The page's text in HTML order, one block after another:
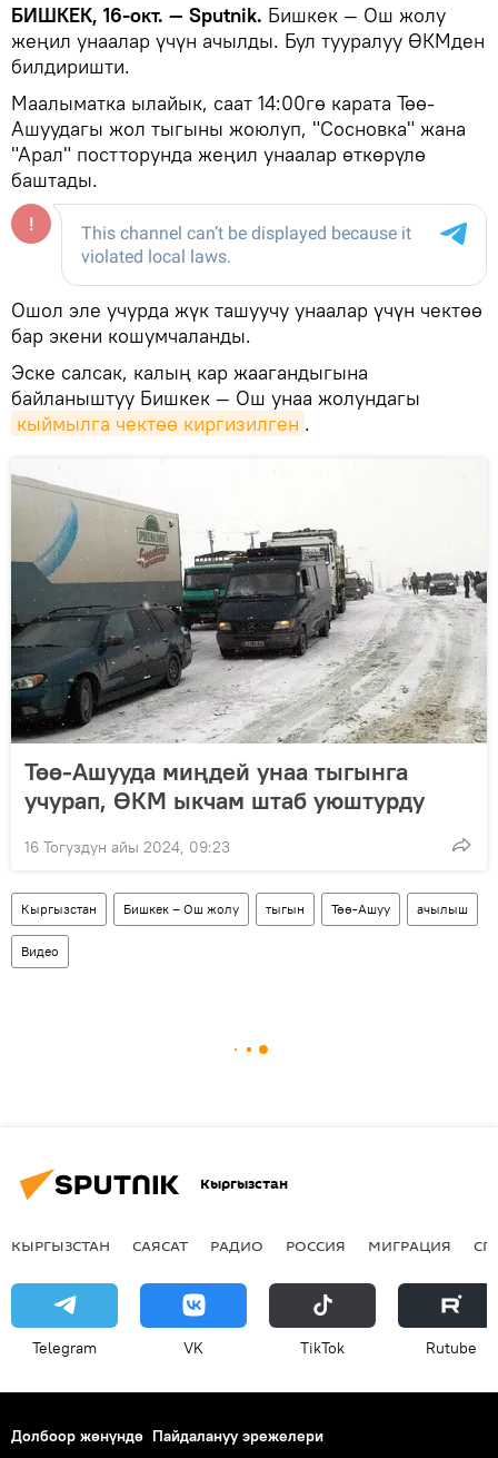
БИШКЕК, 16-окт. — Sputnik. Бишкек — Ош жолу
жеңил унаалар үчүн ачылды. Бул тууралуу ӨКМден
билдиришти.
Маалыматка ылайык, саат 14:00гө карата Төө-
Ашуудагы жол тыгыны жоюлуп, "Сосновка" жана
"Арал" постторунда жеңил унаалар өткөрүлө
баштады.
Ошол эле учурда жүк ташуучу унаалар үчүн чектөө
бар экени кошумчаланды.
Эске салсак, калың кар жаагандыгына
байланыштуу Бишкек — Ош унаа жолундагы
кыймылга чектөө киргизилген .
Төө-Ашууда миңдей унаа тыгынга
учурап, ӨКМ ыкчам штаб уюштурду
16 Тогуздун айы 2024, 09:23
Кыргызстан Бишкек – Ош жолу тыгын Төө-Ашуу ачылыш
Видео
Кыргызстан
КЫРГЫЗСТАН САЯСАТ РАДИО РОССИЯ МИГРАЦИЯ
Telegram VK ТikТоk Rutube
Долбоор жөнүндө Пайдалануу эрежелери